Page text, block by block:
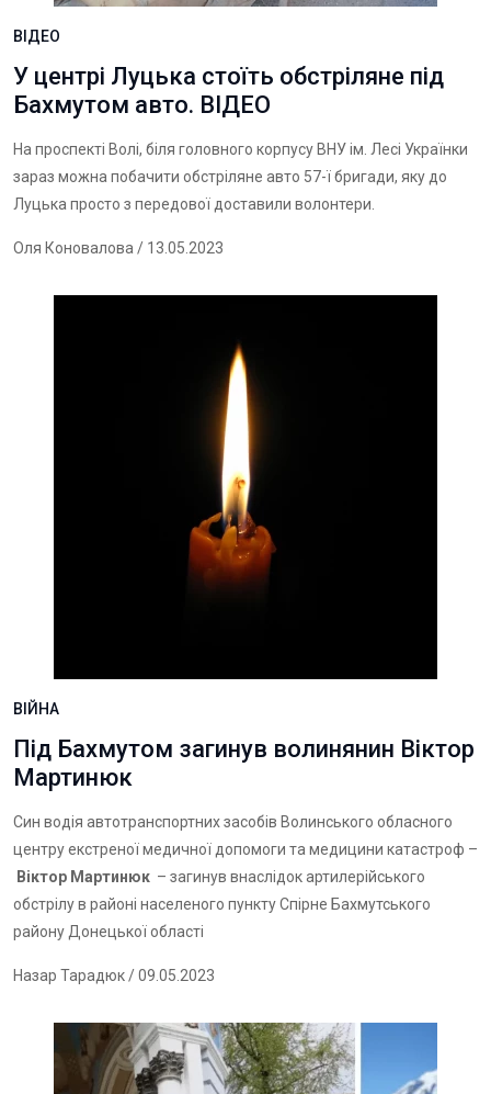
ВІДЕО
У центрі Луцька стоїть обстріляне під
Бахмутом авто. ВІДЕО
На проспекті Волі, біля головного корпусу ВНУ ім. Лесі Українки
зараз можна побачити обстріляне авто 57-ї бригади, яку до
Луцька просто з передової доставили волонтери.
Оля Коновалова / 13.05.2023
ВІЙНА
Під Бахмутом загинув волинянин Віктор
Мартинюк
Син водія автотранспортних засобів Волинського обласного
центру екстреної медичної допомоги та медицини катастроф –
Віктор Мартинюк – загинув внаслідок артилерійського
обстрілу в районі населеного пункту Спірне Бахмутського
району Донецької області
Назар Тарадюк/ 09.05.2023